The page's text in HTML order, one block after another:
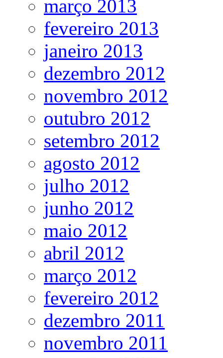
março 2013
fevereiro 2013
janeiro 2013
dezembro 2012
novembro 2012
outubro 2012
setembro 2012
agosto 2012
julho 2012
junho 2012
maio 2012
abril 2012
março 2012
fevereiro 2012
dezembro 2011
novembro 2011